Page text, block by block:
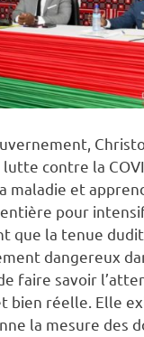
contre la
et
pour
que la tenue
dangereux
faire savoir
bien réelle. Elle
la mesure des